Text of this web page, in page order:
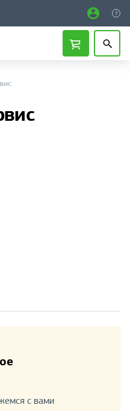
округ
с вами